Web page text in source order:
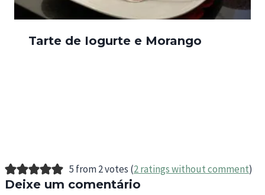
Tarte de Iogurte e Morango
5 from 2 votes (2 ratings without comment)
Deixe um comentário